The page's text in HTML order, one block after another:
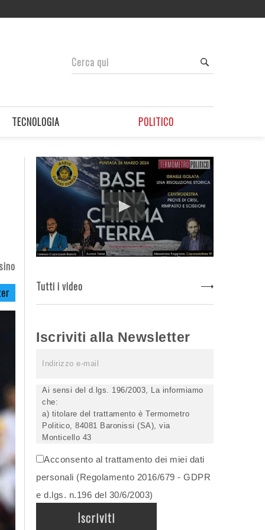
TECNOLOGIA POLITICO
Tutti i video
Iscriviti alla Newsletter
Ai sensi del d.lgs. 196/2003, La informiamo
che:
a) titolare del trattamento è Termometro
Politico, 84081 Baronissi (SA), via
Monticello 43
elettronicamente) soltanto dagli incaricati
autorizzati, esclusivamente per dare corso
all'invio della newsletter e per l'invio (anche
via email) di informazioni relative alle
c) la comunicazione dei dati è facoltativa,
Acconsento al trattamento dei miei dati
personali (Regolamento 2016/679 - GDPR
e d.lgs. n.196 del 30/6/2003)